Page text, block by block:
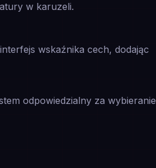
w karuzeli.
wskaźnika cech, dodając
odpowiedzialny za wybieranie